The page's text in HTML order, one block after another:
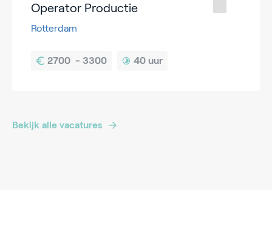
Operator Productie
Rotterdam
40 uur
Bekijk alle vacatures